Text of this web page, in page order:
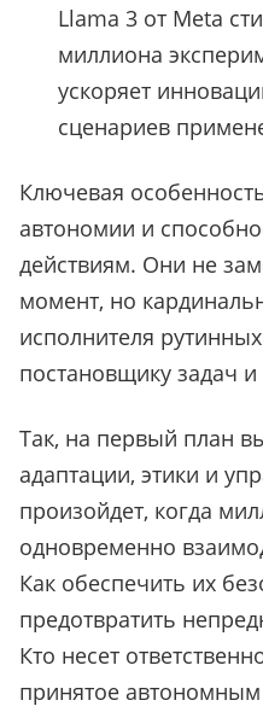
Llama 3 от Meta
миллиона
ускоряет
сценариев
Ключевая
автономии и
действиям. Они не
момент, но
исполнителя
постановщику задач и
Так, на первый план
адаптации, этики и
произойдет, когда
одновременно
Как обеспечить их
предотвратить
Кто несет
принятое